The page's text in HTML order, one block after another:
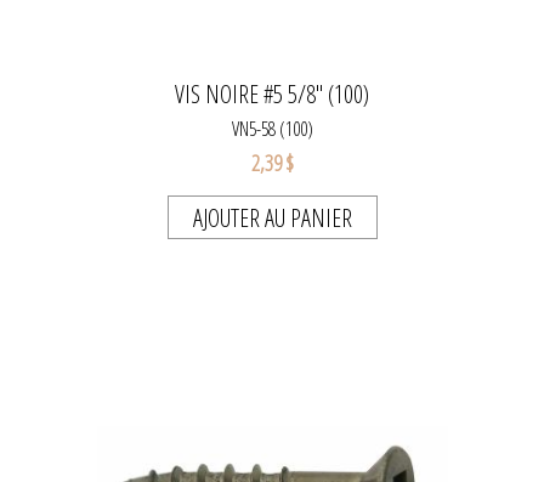
VIS NOIRE #5 5/8" (100)
VN5-58 (100)
2,39 $
AJOUTER AU PANIER